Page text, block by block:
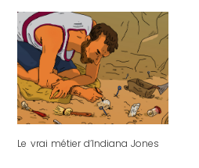
Le vrai métier d’Indiana Jones